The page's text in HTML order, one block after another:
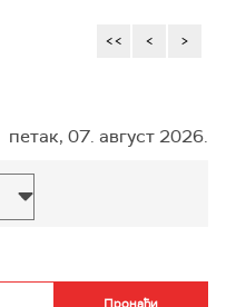
<< < >
петак, 07. август 2026.